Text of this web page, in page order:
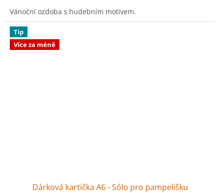
Vánoční ozdoba s hudebním motivem.
Tip
Více za méně
Dárková kartička A6 - Sólo pro pampelišku